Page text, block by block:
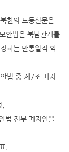
한의 노동신문은
안법은 북남관계를
하는 반통일적 악
법 중 제7조 폐지
법 전부 폐지안을
.